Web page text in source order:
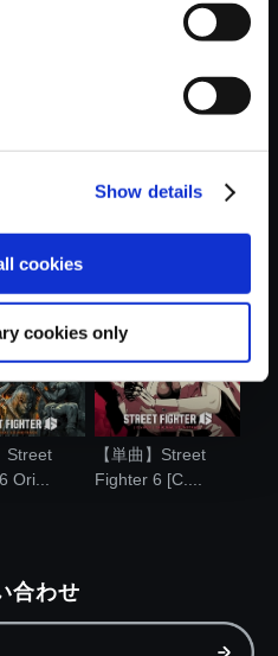
Show details
cookies
cookies only
Street
Ori...
【単曲】Street
Fighter 6 [C....
合わせ